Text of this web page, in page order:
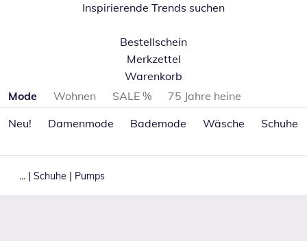
Inspirierende Trends suchen
Bestellschein
Merkzettel
Warenkorb
Produktkategorien überspringen
Mode Wohnen SALE %
75 Jahre heine
Neu!
Damenmode Bademode Wäsche Schuhe
... | Schuhe | Pumps